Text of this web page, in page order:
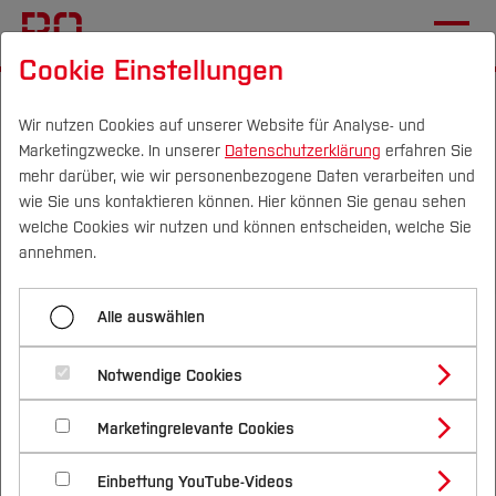
Campus Personen DE|EN Quicklinks
Studium
Studienangebote
Bachelorstudiengänge
Masterstudiengänge
Vor dem Studium
Bewerben & Einschreiben
Bewerbungsportal
Im Studium
Studienbüros und Prüfungen
Nach dem Studium
Forschung & Transfer
Profil
Forschungs- und Transferprofil
Schwerpunkte (FuT)
Beratung & Förderung
Nachhaltigkeit
Nachhaltigkeit studieren
International
Mechatronik und Maschinenbau
International
Aktuelles
Menü aufklappen
Aktuelles
Outgoing Students
Internationale Partnerhochschulen
Aktuelles
Forschung erleben. In Kanada:
Jetzt für RISE Worldwide bewerben
Cookie Einstellungen
Wir nutzen Cookies auf unserer Website für Analyse- und
Marketingzwecke. In unserer Datenschutzerklärung erfahren Sie
mehr darüber, wie wir personenbezogene Daten verarbeiten und
wie Sie uns kontaktieren können. Hier können Sie genau sehen
welche Cookies wir nutzen und können entscheiden, welche Sie
annehmen.
Alle auswählen
Notwendige Cookies
Marketingrelevante Cookies
Einbettung YouTube-Videos